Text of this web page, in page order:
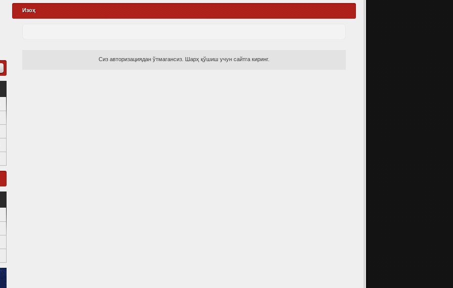
Изоҳ
Сиз авторизациядан ўтмагансиз. Шарҳ қўшиш учун сайтга киринг.